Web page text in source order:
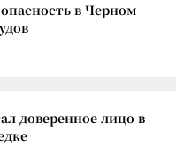
в Черном
доверенное лицо в